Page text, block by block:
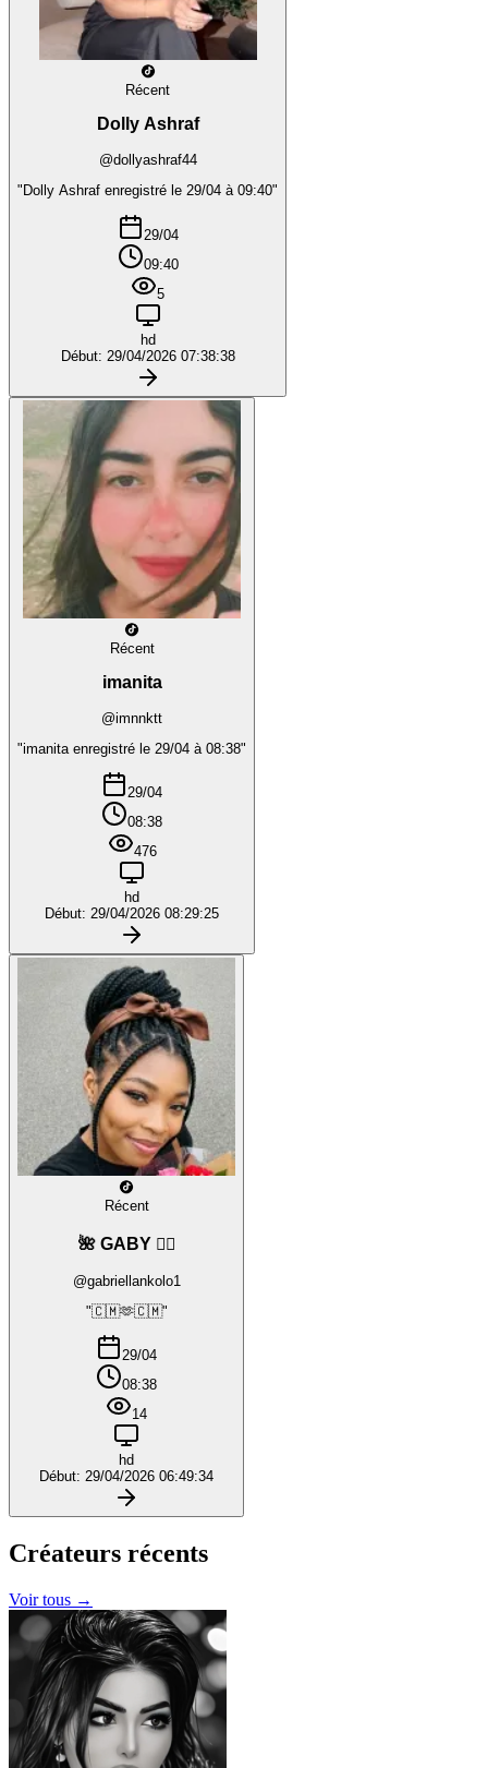
Récent
Dolly Ashraf
@dollyashraf44
"Dolly Ashraf enregistré le 29/04 à 09:40"
29/04
09:40
5
hd
Début: 29/04/2026 07:38:38
Récent
imanita
@imnnktt
"imanita enregistré le 29/04 à 08:38"
29/04
08:38
476
hd
Début: 29/04/2026 08:29:25
Récent
🌺 GABY ❤️‍🔥
@gabriellankolo1
"🇨🇲🫶🇨🇲"
29/04
08:38
14
hd
Début: 29/04/2026 06:49:34
Créateurs récents
Voir tous →